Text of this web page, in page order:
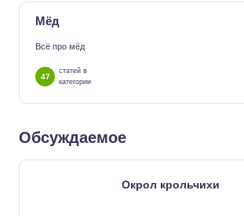
Мёд
Всё про мёд
47
статей в
категории
Обсуждаемое
Окрол крольчихи